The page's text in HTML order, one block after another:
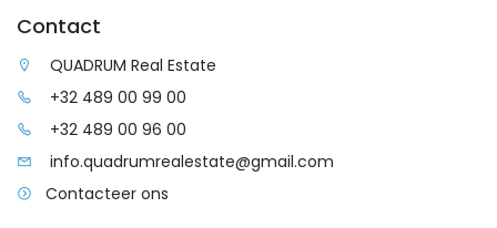
Contact
QUADRUM Real Estate
+32 489 00 99 00
+32 489 00 96 00
info.quadrumrealestate@gmail.com
Contacteer ons